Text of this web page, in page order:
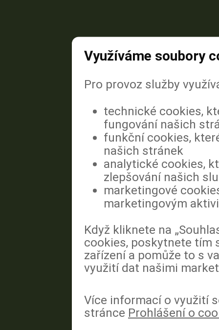
Využíváme soubory
Pro provoz služby
technické cookies,
fungování našich
funkční cookies,
našich stránek
analytické cookies,
zlepšování našich
marketingové
marketingovým
Když kliknete na
cookies, poskytnete tím
zařízení a pomůže to s
využití dat našimi
Více informací o využití
stránce Prohlášení o